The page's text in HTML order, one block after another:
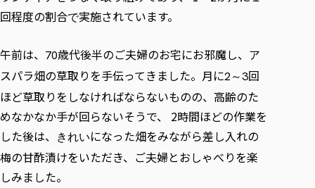
回程度の割合で実施されています。
午前は、 70歳代後半のご夫婦のお宅にお邪魔し、ア
スパラ畑の草取りを手伝ってきました。月に2～3回
ほど草取りをしなければならないものの、高齢のた
めなかなか手が回らないそうで、 2時間ほどの作業を
した後は、
きれいになった畑をみながら差し入れの
梅の甘酢漬けをいただき、ご夫婦とおしゃべりを楽
しみました。